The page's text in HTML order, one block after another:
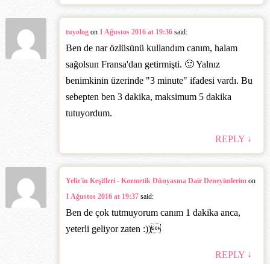
tuyolog on 1 Ağustos 2016 at 19:36 said:
Ben de nar özlüsünü kullandım canım, halam
sağolsun Fransa'dan getirmişti. 🙂 Yalnız
benimkinin üzerinde "3 minute" ifadesi vardı. Bu
sebepten ben 3 dakika, maksimum 5 dakika
tutuyordum.
REPLY ↓
Yeliz'in Keşifleri - Kozmetik Dünyasına Dair Deneyimlerim on
1 Ağustos 2016 at 19:37 said:
Ben de çok tutmuyorum canım 1 dakika anca,
yeterli geliyor zaten :))‎
REPLY ↓